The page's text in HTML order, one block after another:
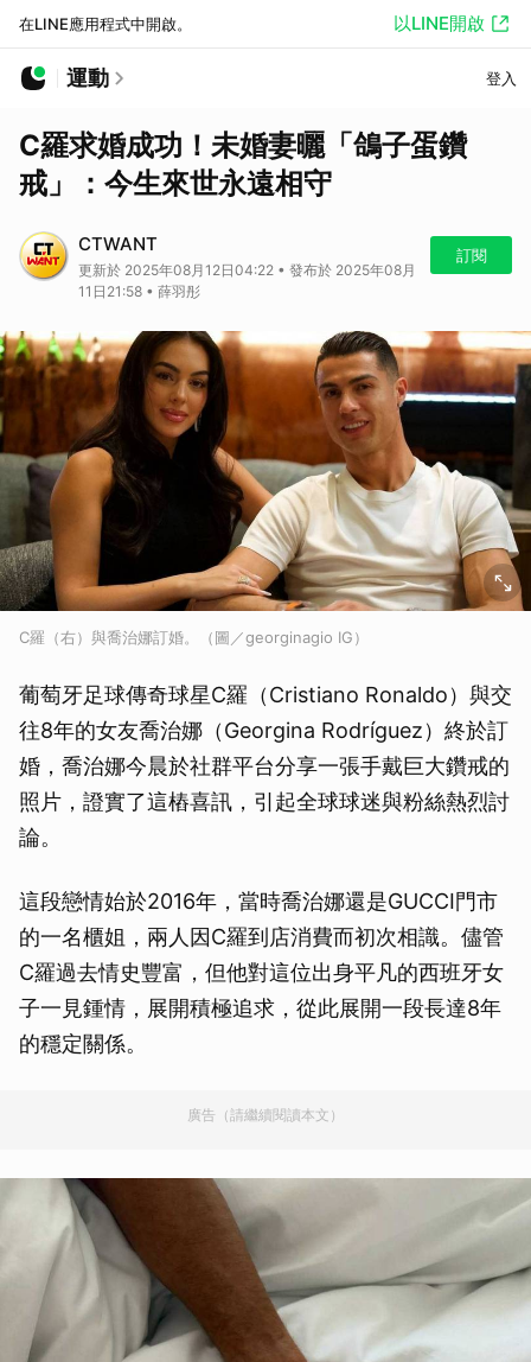
在LINE應用程式中開啟。 以LINE開啟
運動 登入
C羅求婚成功！未婚妻曬「鴿子蛋鑽
戒」：今生來世永遠相守
CTWANT
更新於 2025年08月12日04:22 • 發布於 2025年08月
11日21:58 • 薛羽彤
訂閱
C羅（右）與喬治娜訂婚。（圖／georginagio IG）
葡萄牙足球傳奇球星C羅（Cristiano Ronaldo）與交
往8年的女友喬治娜（Georgina Rodríguez）終於訂
婚，喬治娜今晨於社群平台分享一張手戴巨大鑽戒的
照片，證實了這樁喜訊，引起全球球迷與粉絲熱烈討
論。
這段戀情始於2016年，當時喬治娜還是GUCCI門市
的一名櫃姐，兩人因C羅到店消費而初次相識。儘管
C羅過去情史豐富，但他對這位出身平凡的西班牙女
子一見鍾情，展開積極追求，從此展開一段長達8年
的穩定關係。
廣告（請繼續閱讀本文）